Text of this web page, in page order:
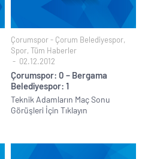
Çorumspor - Çorum Belediyespor,
Spor, Tüm Haberler
02.12.2012
Çorumspor: 0 – Bergama
Belediyespor: 1
Teknik Adamların Maç Sonu
Görüşleri İçin Tıklayın